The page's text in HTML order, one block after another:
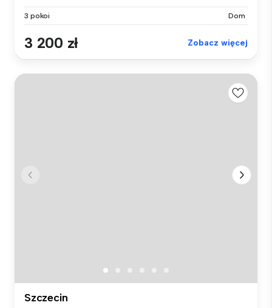
3 pokoi Dom
3 200 zł Zobacz więcej
Szczecin